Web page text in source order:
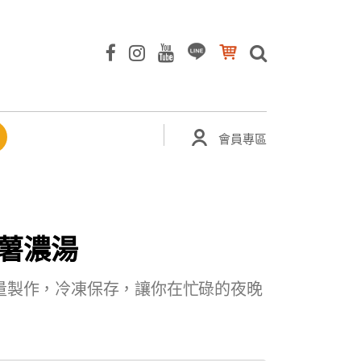
會員專區
濃湯
作，冷凍保存，讓你在忙碌的夜晚